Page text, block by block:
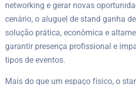
networking e gerar novas
cenário, o aluguel de stand ganha
solução prática, econômica e
garantir presença profissional e
tipos de eventos.
Mais do que um espaço físico, o